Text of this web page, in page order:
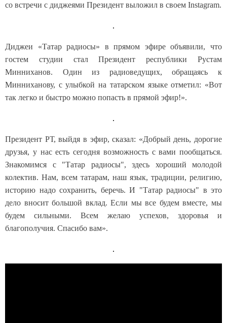
со встречи с диджеями Президент выложил в своем Instagram.
Диджеи «Татар радиосы» в прямом эфире объявили, что
гостем студии стал Президент республики Рустам
Минниханов. Один из радиоведущих, обращаясь к
Минниханову, с улыбкой на татарском языке отметил: «Вот
так легко и быстро можно попасть в прямой эфир!».
Президент РТ, выйдя в эфир, сказал: «Добрый день, дорогие
друзья, у нас есть сегодня возможность с вами пообщаться.
Знакомимся с "Татар радиосы", здесь хороший молодой
колектив. Нам, всем татарам, наш язык, традиции, религию,
историю надо сохранить, беречь. И "Татар радиосы" в это
дело вносит большой вклад. Если мы все будем вместе, мы
будем сильными. Всем желаю успехов, здоровья и
благополучия. Спасибо вам».